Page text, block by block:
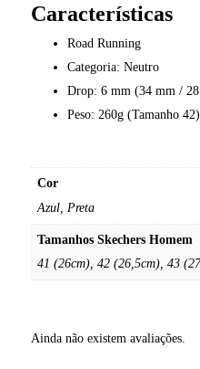
Características
Road Running
Categoria: Neutro
Drop: 6 mm (34 mm /
Peso: 260g (Tamanho 42)
Cor
Azul, Preta
Tamanhos Skechers Homem
41 (26cm), 42 (26,5cm), 43
Ainda não existem avaliações.